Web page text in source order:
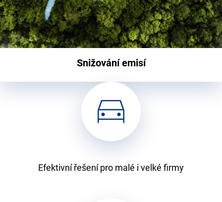
Snižování emisí
Efektivní řešení pro malé i velké firmy